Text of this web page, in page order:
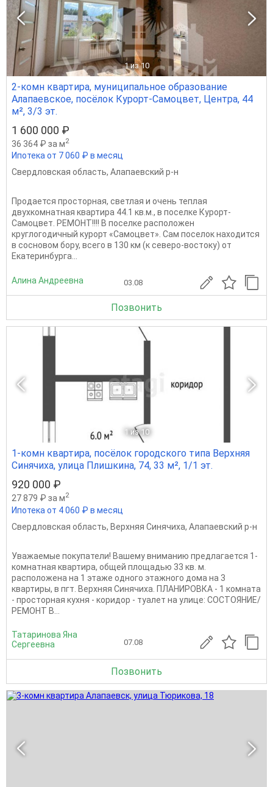
1 из 10
2-комн квартира, муниципальное образование
Алапаевское, посёлок Курорт-Самоцвет, Центра, 44
м², 3/3 эт.
1 600 000 ₽
36 364 ₽ за м2
Ипотека от 7 060 ₽ в месяц
Свердловская область, Алапаевский р-н
Продается просторная, светлая и очень теплая
двухкомнатная квартира 44.1 кв.м., в поселке Курорт-
Самоцвет. РЕМОНТ!!!! В поселке расположен
круглогодичный курорт «Самоцвет». Сам поселок находится
в сосновом бору, всего в 130 км (к северо-востоку) от
Екатеринбурга...
Алина Андреевна 03.08
Позвонить
1 из 10
1-комн квартира, посёлок городского типа Верхняя
Синячиха, улица Плишкина, 74, 33 м², 1/1 эт.
920 000 ₽
27 879 ₽ за м2
Ипотека от 4 060 ₽ в месяц
Свердловская область, Верхняя Синячиха, Алапаевский р-н
Уважаемые покупатели! Вашему вниманию предлагается 1-
комнатная квартира, общей площадью 33 кв. м.
расположена на 1 этаже одного этажного дома на 3
квартиры, в пгт. Верхняя Синячиха. ПЛАНИРОВКА - 1 комната
- просторная кухня - коридор - туалет на улице: СОСТОЯНИЕ/
РЕМОНТ В...
Татаринова Яна
Сергеевна
07.08
Позвонить